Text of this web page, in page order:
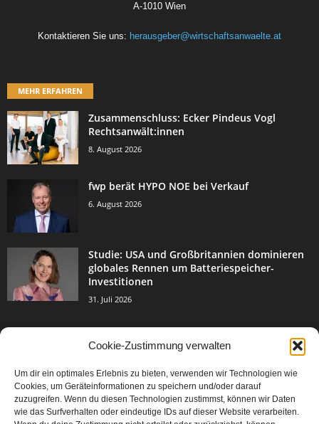
Cookie-Zustimmung verwalten
Um dir ein optimales Erlebnis zu bieten, verwenden wir Technologien wie
Cookies, um Geräteinformationen zu speichern und/oder darauf
zuzugreifen. Wenn du diesen Technologien zustimmst, können wir Daten
wie das Surfverhalten oder eindeutige IDs auf dieser Website verarbeiten.
A-1010 Wien
Kontaktieren Sie uns: herausgeber@wirtschaftsanwaelte.at
MEHR ERFAHREN
Zusammenschluss: Ecker Pindeus Vogl
Rechtsanwält:innen
8. August 2026
fwp berät HYPO NOE bei Verkauf
6. August 2026
Studie: USA und Großbritannien dominieren
globales Rennen um Batteriespeicher-
Investitionen
31. Juli 2026
Events & Success 3004
Breaking News 2067
Aktuelles